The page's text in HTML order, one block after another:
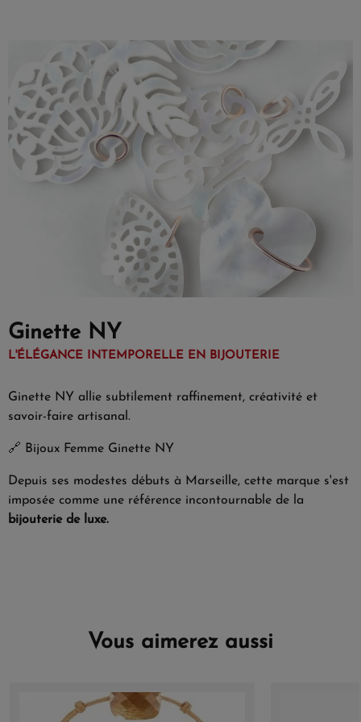
Ginette NY
L'ÉLÉGANCE INTEMPORELLE EN BIJOUTERIE
Ginette NY allie subtilement raffinement, créativité et
savoir-faire artisanal.
🔗 Bijoux Femme Ginette NY
Depuis ses modestes débuts à Marseille, cette marque s'est
imposée comme une référence incontournable de la
bijouterie de luxe.
Vous aimerez aussi